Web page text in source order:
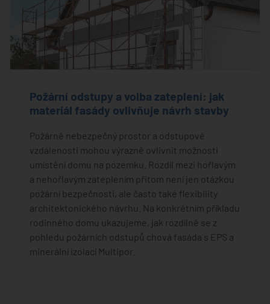
Požární odstupy a volba zateplení: jak
materiál fasády ovlivňuje návrh stavby
Požárně nebezpečný prostor a odstupové
vzdálenosti mohou výrazně ovlivnit možnosti
umístění domu na pozemku. Rozdíl mezi hořlavým
a nehořlavým zateplením přitom není jen otázkou
požární bezpečnosti, ale často také flexibility
architektonického návrhu. Na konkrétním příkladu
rodinného domu ukazujeme, jak rozdílně se z
pohledu požárních odstupů chová fasáda s EPS a
minerální izolací Multipor.